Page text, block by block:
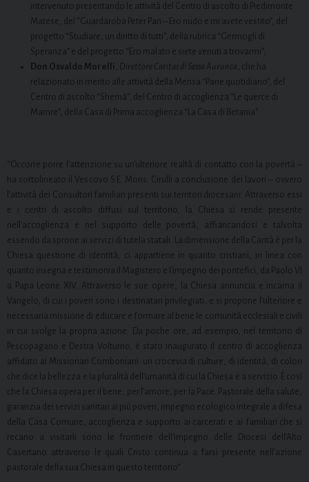
intervenuto presentando le attività del Centro di ascolto di Piedimonte
Matese, del “Guardaroba Peter Pan – Ero nudo e mi avete vestito”, del
progetto “Studiare, un diritto di tutti”, della rubrica “Germogli di
Speranza” e del progetto “Ero malato e siete venuti a trovarmi”;
Don Osvaldo Morelli
Direttore Caritas di Sessa Aurunca , che ha
relazionato in merito alle attività della Mensa “Pane quotidiano”, del
Centro di ascolto “Shemà”, del Centro di accoglienza “Le querce di
Mamre”, della Casa di Prima accoglienza “La Casa di Betania”.
“Occorre porre l’attenzione su un’ulteriore realtà di contatto con la povertà –
ha sottolineato il Vescovo S.E. Mons. Cirulli a conclusione dei lavori – ovvero
l’attività dei Consultori familiari presenti sui territori diocesani. Attraverso essi
e i centri di ascolto diffusi sul territorio, la Chiesa si rende presente
nell’accoglienza e nel supporto delle povertà, affiancandosi e talvolta
essendo da sprone ai servizi di tutela statali. La dimensione della Carità è per la
Chiesa questione di identità, ci appartiene in quanto cristiani, in linea con
quanto insegna e testimonia il Magistero e l’impegno dei pontefici, da Paolo VI
a Papa Leone XIV. Attraverso le sue opere, la Chiesa annuncia e incarna il
Vangelo, di cui i poveri sono i destinatari privilegiati, e si propone l’ulteriore e
necessaria missione di educare e formare al bene le comunità ecclesiali e civili
in cui svolge la propria azione. Da poche ore, ad esempio, nel territorio di
Pescopagano e Destra Volturno, è stato inaugurato il centro di accoglienza
affidato ai Missionari Comboniani: un crocevia di culture, di identità, di colori
che dice la bellezza e la pluralità dell’umanità di cui la Chiesa è a servizio. È così
che la Chiesa opera per il bene, per l’amore, per la Pace. Pastorale della salute,
garanzia dei servizi sanitari ai più poveri, impegno ecologico integrale a difesa
della Casa Comune, accoglienza e supporto ai carcerati e ai familiari che si
recano a visitarli sono le frontiere dell’impegno delle Diocesi dell’Alto
Casertano attraverso le quali Cristo continua a farsi presente nell’azione
pastorale della sua Chiesa in questo territorio”.